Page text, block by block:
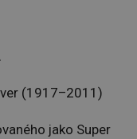
(1917–2011)
jako Super